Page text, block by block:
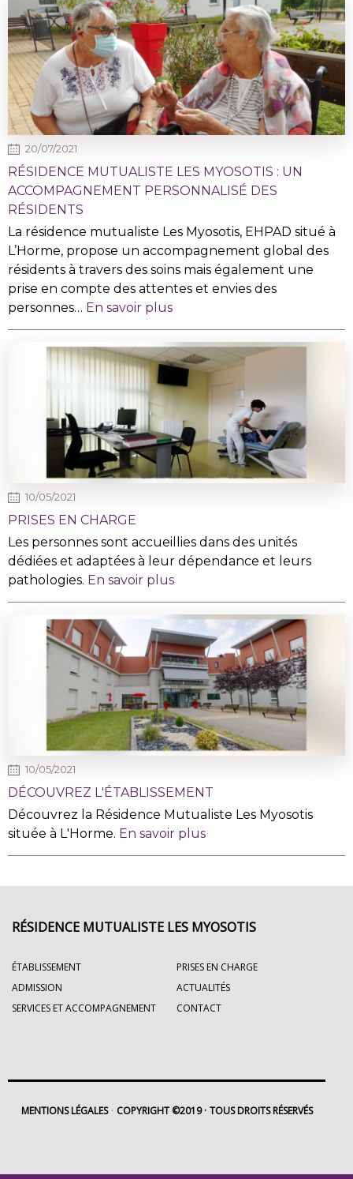
20/07/2021
RÉSIDENCE MUTUALISTE LES MYOSOTIS : UN
ACCOMPAGNEMENT PERSONNALISÉ DES
RÉSIDENTS
La résidence mutualiste Les Myosotis, EHPAD situé à
L’Horme, propose un accompagnement global des
résidents à travers des soins mais également une
prise en compte des attentes et envies des
personnes… En savoir plus
10/05/2021
PRISES EN CHARGE
Les personnes sont accueillies dans des unités
dédiées et adaptées à leur dépendance et leurs
pathologies. En savoir plus
10/05/2021
DÉCOUVREZ L'ÉTABLISSEMENT
Découvrez la Résidence Mutualiste Les Myosotis
située à L'Horme. En savoir plus
RÉSIDENCE MUTUALISTE LES MYOSOTIS
ÉTABLISSEMENT
PRISES EN CHARGE
ADMISSION
ACTUALITÉS
SERVICES ET ACCOMPAGNEMENT
CONTACT
MENTIONS LÉGALES COPYRIGHT ©2019 TOUS DROITS RÉSERVÉS